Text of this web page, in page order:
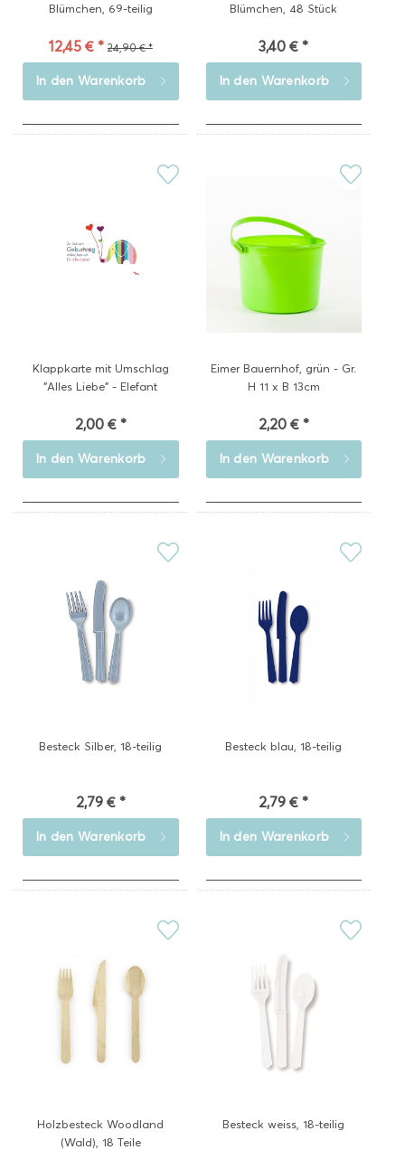
Blümchen, 69-teilig
12,45 € * 24,90 € *
In den Warenkorb
Blümchen, 48 Stück
3,40 € *
In den Warenkorb
Klappkarte mit Umschlag
"Alles Liebe" - Elefant
2,00 € *
In den Warenkorb
Eimer Bauernhof, grün - Gr.
H 11 x B 13cm
2,20 € *
In den Warenkorb
Besteck Silber, 18-teilig
2,79 € *
In den Warenkorb
Besteck blau, 18-teilig
2,79 € *
In den Warenkorb
Holzbesteck Woodland
(Wald), 18 Teile
Besteck weiss, 18-teilig